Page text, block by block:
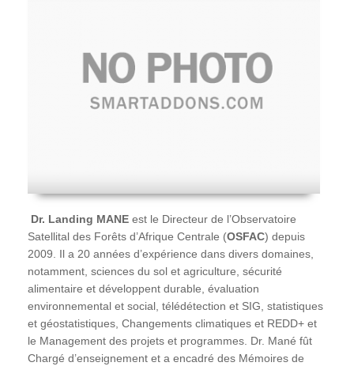
Dr. Landing MANE est le Directeur de l’Observatoire
Satellital des Forêts d’Afrique Centrale (OSFAC) depuis
2009. Il a 20 années d’expérience dans divers domaines,
notamment, sciences du sol et agriculture, sécurité
alimentaire et développent durable, évaluation
environnemental et social, télédétection et SIG, statistiques
et géostatistiques, Changements climatiques et REDD+ et
le Management des projets et programmes. Dr. Mané fût
Chargé d’enseignement et a encadré des Mémoires de